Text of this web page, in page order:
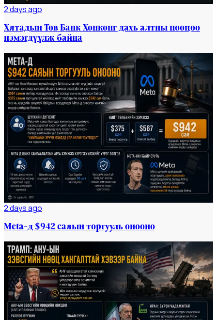
2 days ago
Хятадын Төв Банк Хонконг дахь алтны нөөцөө
нэмэгдүүлж байна
Мэдээ #dailynews
2 days ago
Meta-д $942 саяын торгууль онооно
Мэдээ#dailynews